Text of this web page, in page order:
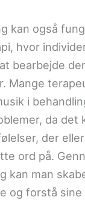
kan også
hvor
bearbejde
Mange
i
da det
der
ord på.
kan man
og forstå sine